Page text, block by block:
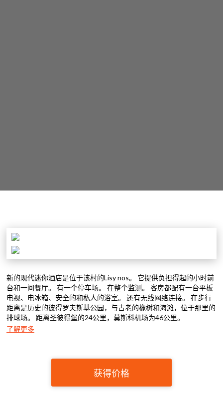
新的现代迷你酒店是位于该村的Lisy nos。 它提供负担得起的小时前
台和一间餐厅。 有一个停车场。 在整个监测。 客房都配有一台平板
电视、电冰箱、安全的和私人的浴室。 还有无线网络连接。 在步行
距离是历史的彼得罗夫斯基公园，与古老的橡树和海滩，位于那里的
排球场。 距离圣彼得堡的24公里，莫斯科机场为46公里。
了解更多
获得价格